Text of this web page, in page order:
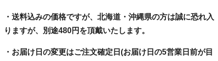
・送料込みの価格ですが、北海道・沖縄県の方は誠に恐れ入
りますが、別途480円を頂戴いたします。
・お届け日の変更はご注文確定日(お届け日の5営業日前が目